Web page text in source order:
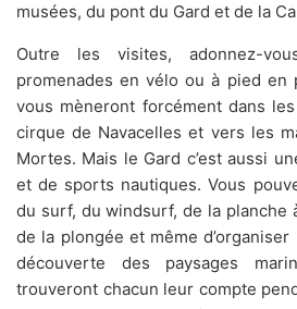
musées, du pont du Gard et de la
Outre les visites, adonnez-
promenades en vélo ou à pied en
vous mèneront forcément dans
cirque de Navacelles et vers les
Mortes. Mais le Gard c’est aussi
et de sports nautiques. Vous
du surf, du windsurf, de la planche
de la plongée et même
découverte des paysages
trouveront chacun leur compte